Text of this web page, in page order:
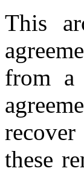
This
from a
these